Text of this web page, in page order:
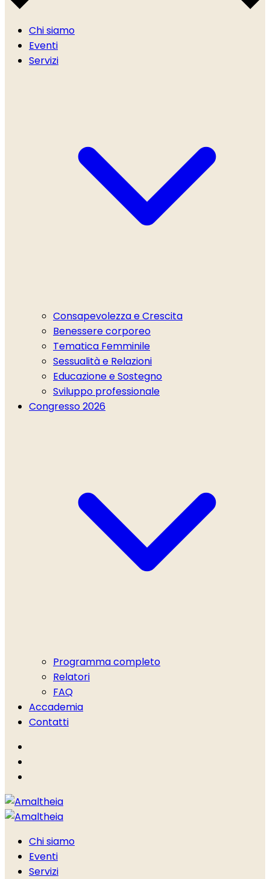
Chi siamo
Eventi
Servizi
Consapevolezza e Crescita
Benessere corporeo
Tematica Femminile
Sessualità e Relazioni
Educazione e Sostegno
Sviluppo professionale
Congresso 2026
Programma completo
Relatori
FAQ
Accademia
Contatti
Chi siamo
Eventi
Servizi